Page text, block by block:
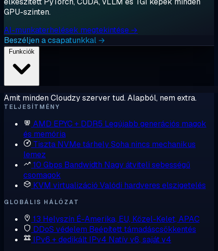
GPU-szinten.
AI-munkaterhelések megtekintése →
Beszéljen a csapatunkkal →
Amit minden Cloudzy szerver tud. Alapból, nem extra.
TELJESÍTMÉNY
AMD EPYC + DDR5 Legújabb generációs magok
és memória
Tiszta NVMe tárhelySoha nincs mechanikus
lemez
10 Gbps Bandwidth Nagy átviteli sebességű
csomagok
KVM virtualizáció Valódi hardveres elszigetelés
GLOBÁLIS HÁLÓZAT
13 Helyszín É-Amerika, EU, Közel-Kelet, APAC
DDoS védelem Beépített támadáscsökkentés
IPv6 + dedikált IPv4 Natív v6, saját v4